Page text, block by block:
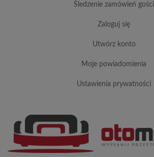
śledzenie zamówień gości
zaloguj się
utwórz konto
moje powiadomienia
ustawienia prywatności